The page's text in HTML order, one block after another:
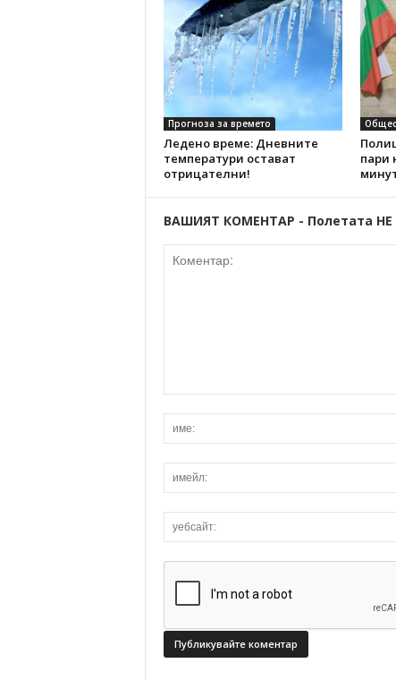
Прогноза за времето
Ледено време: Дневните
температури остават
отрицателни!
пари
ВАШИЯТ КОМЕНТАР - Полетата НЕ